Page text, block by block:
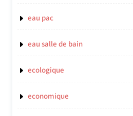
eau pac
eau salle de bain
ecologique
economique